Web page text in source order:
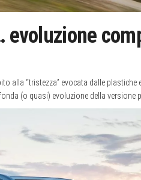
evoluzione
alla “tristezza” evocata dalle
(o quasi) evoluzione della versione